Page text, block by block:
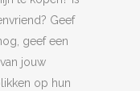
Geef
geef een
jouw
op hun